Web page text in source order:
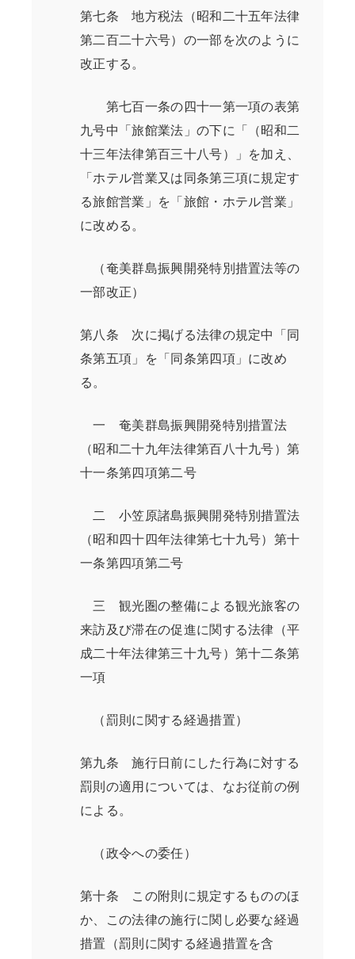
第七条 地方税法（昭和二十五年法律
第二百二十六号）の一部を次のように
改正する。
第七百一条の四十一第一項の表第
九号中「旅館業法」の下に「（昭和二
十三年法律第百三十八号）」を加え、
「ホテル営業又は同条第三項に規定す
る旅館営業」を「旅館・ホテル営業」
に改める。
（奄美群島振興開発特別措置法等の
一部改正）
第八条 次に掲げる法律の規定中「同
条第五項」を「同条第四項」に改め
る。
一 奄美群島振興開発特別措置法
（昭和二十九年法律第百八十九号）第
十一条第四項第二号
二 小笠原諸島振興開発特別措置法
（昭和四十四年法律第七十九号）第十
一条第四項第二号
三 観光圏の整備による観光旅客の
来訪及び滞在の促進に関する法律（平
成二十年法律第三十九号）第十二条第
一項
（罰則に関する経過措置）
第九条 施行日前にした行為に対する
罰則の適用については、なお従前の例
による。
（政令への委任）
第十条 この附則に規定するもののほ
か、この法律の施行に関し必要な経過
措置（罰則に関する経過措置を含